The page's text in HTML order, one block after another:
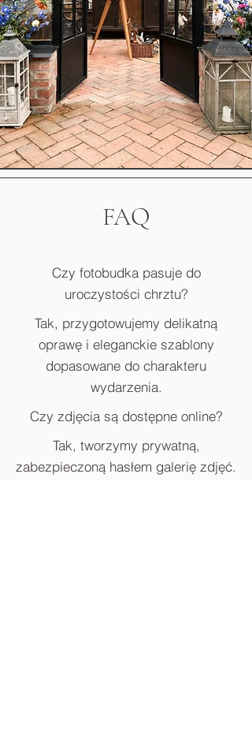
FAQ
Czy fotobudka pasuje do
uroczystości chrztu?
Tak, przygotowujemy delikatną
oprawę i eleganckie szablony
dopasowane do charakteru
wydarzenia.
Czy zdjęcia są dostępne online?
Tak, tworzymy prywatną,
zabezpieczoną hasłem galerię zdjęć.